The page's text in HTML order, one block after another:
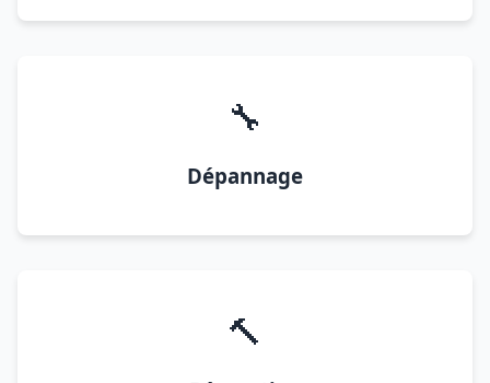
🔧
Dépannage
🔨